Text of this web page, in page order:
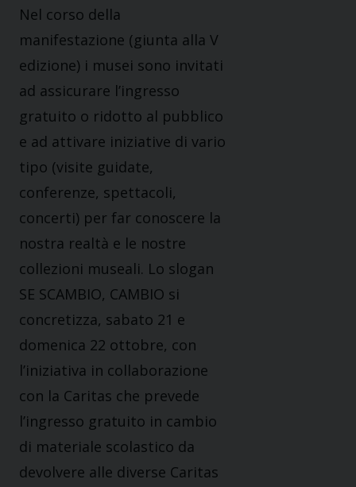
Nel corso della
manifestazione (giunta alla V
edizione) i musei sono invitati
ad assicurare l’ingresso
gratuito o ridotto al pubblico
e ad attivare iniziative di vario
tipo (visite guidate,
conferenze, spettacoli,
concerti) per far conoscere la
nostra realtà e le nostre
collezioni museali. Lo slogan
SE SCAMBIO, CAMBIO si
concretizza, sabato 21 e
domenica 22 ottobre, con
l’iniziativa in collaborazione
con la Caritas che prevede
l’ingresso gratuito in cambio
di materiale scolastico da
devolvere alle diverse Caritas